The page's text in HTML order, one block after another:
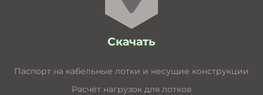
Скачать
Паспорт на кабельные лотки и несущие конструкции
Расчёт нагрузок для лотков